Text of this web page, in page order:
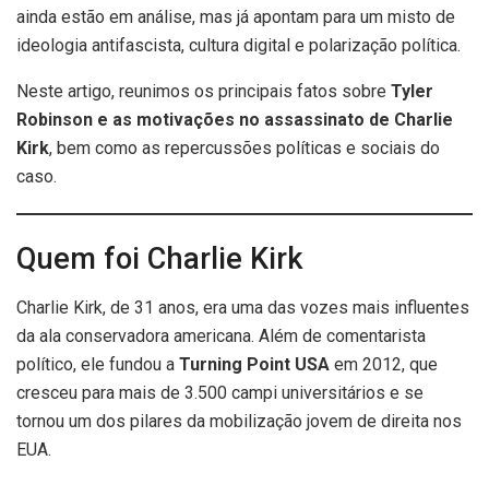
ainda estão em análise, mas já apontam para um misto de
ideologia antifascista, cultura digital e polarização política.
Neste artigo, reunimos os principais fatos sobre Tyler
Robinson e as motivações no assassinato de Charlie
Kirk, bem como as repercussões políticas e sociais do
caso.
Quem foi Charlie Kirk
Charlie Kirk, de 31 anos, era uma das vozes mais influentes
da ala conservadora americana. Além de comentarista
político, ele fundou a Turning Point USA em 2012, que
cresceu para mais de 3.500 campi universitários e se
tornou um dos pilares da mobilização jovem de direita nos
EUA.